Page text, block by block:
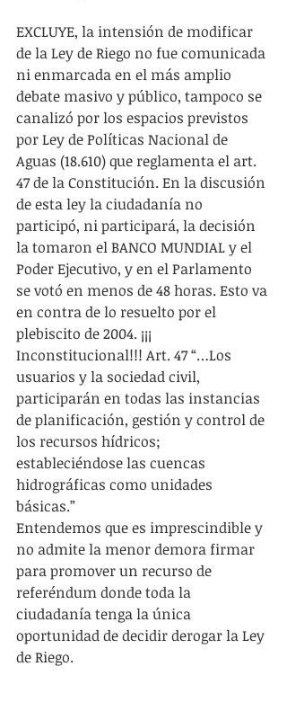
EXCLUYE, la intensión de modificar
de la Ley de Riego no fue comunicada
ni enmarcada en el más amplio
debate masivo y público, tampoco se
canalizó por los espacios previstos
por Ley de Políticas Nacional de
Aguas (18.610) que reglamenta el art.
47 de la Constitución. En la discusión
de esta ley la ciudadanía no
participó, ni participará, la decisión
la tomaron el BANCO MUNDIAL y el
Poder Ejecutivo, y en el Parlamento
se votó en menos de 48 horas. Esto va
en contra de lo resuelto por el
plebiscito de 2004. ¡¡¡
Inconstitucional!!! Art. 47 “…Los
usuarios y la sociedad civil,
participarán en todas las instancias
de planificación, gestión y control de
los recursos hídricos;
estableciéndose las cuencas
hidrográficas como unidades
básicas.”
Entendemos que es imprescindible y
no admite la menor demora firmar
para promover un recurso de
referéndum donde toda la
ciudadanía tenga la única
oportunidad de decidir derogar la Ley
de Riego.